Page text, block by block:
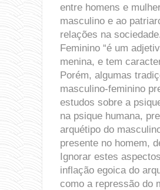
entre homens e
masculino e ao
relações na sociedade.
Feminino “é um
menina, e tem
Porém, algumas
masculino-feminino
estudos sobre a
na psique humana,
arquétipo do
presente no homem,
Ignorar estes
inflação egoica do
como a repressão do